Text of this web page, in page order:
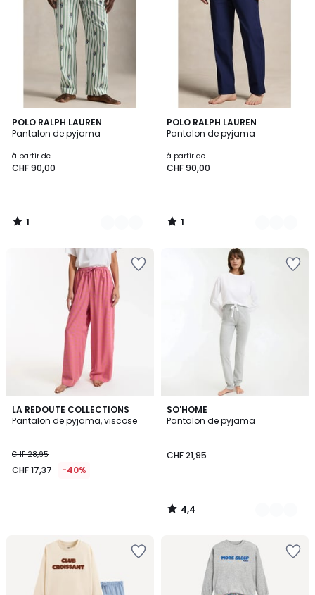
POLO RALPH LAUREN
Pantalon de pyjama
à partir de
CHF 90,00
1
/
5
Couleurs
1
/
POLO RALPH LAUREN
Pantalon de pyjama
à partir de
CHF 90,00
1
/
3
Couleurs
1
/
LA REDOUTE COLLECTIONS
Pantalon de pyjama, viscose
CHF 28,95
CHF 17,37 -40%
SO'HOME
Pantalon de pyjama
CHF 21,95
4,4
/ 5
2
Couleurs
4,4
/